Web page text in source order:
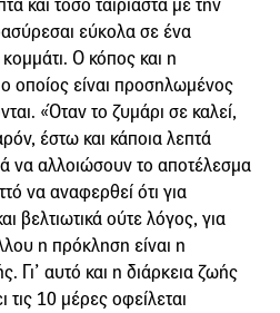
και τόσο ταιριαστά με την
εύκολα σε ένα
Ο κόπος και η
οποίος είναι προσηλωμένος
«Όταν το ζυμάρι σε καλεί,
έστω και κάποια λεπτά
να αλλοιώσουν το αποτέλεσμα
να αναφερθεί ότι για
βελτιωτικά ούτε λόγος, για
η πρόκληση είναι η
Γι’ αυτό και η διάρκεια ζωής
10 μέρες οφείλεται